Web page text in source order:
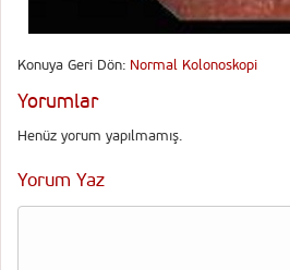
Konuya Geri Dön: Normal Kolonoskopi
Yorumlar
Henüz yorum yapılmamış.
Yorum Yaz